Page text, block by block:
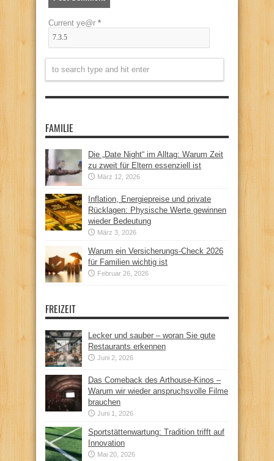
Current ye@r *
FAMILIE
Die „Date Night“ im Alltag: Warum Zeit
zu zweit für Eltern essenziell ist
März 12, 2026
Inflation, Energiepreise und private
Rücklagen: Physische Werte gewinnen
wieder Bedeutung
März 3, 2026
Warum ein Versicherungs-Check 2026
für Familien wichtig ist
Februar 26, 2026
FREIZEIT
Lecker und sauber – woran Sie gute
Restaurants erkennen
Juni 2, 2026
Das Comeback des Arthouse-Kinos –
Warum wir wieder anspruchsvolle Filme
brauchen
Juni 1, 2026
Sportstättenwartung: Tradition trifft auf
Innovation
Mai 20, 2026